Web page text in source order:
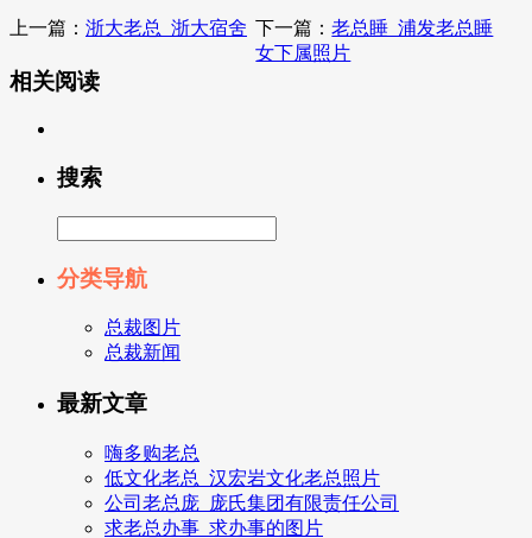
上一篇： 浙大老总_浙大宿舍 下一篇：老总睡_浦发老总睡
女下属照片
相关阅读
搜索
分类导航
总裁图片
总裁新闻
最新文章
嗨多购老总
低文化老总_汉宏岩文化老总照片
公司老总庞_庞氏集团有限责任公司
求老总办事_求办事的图片